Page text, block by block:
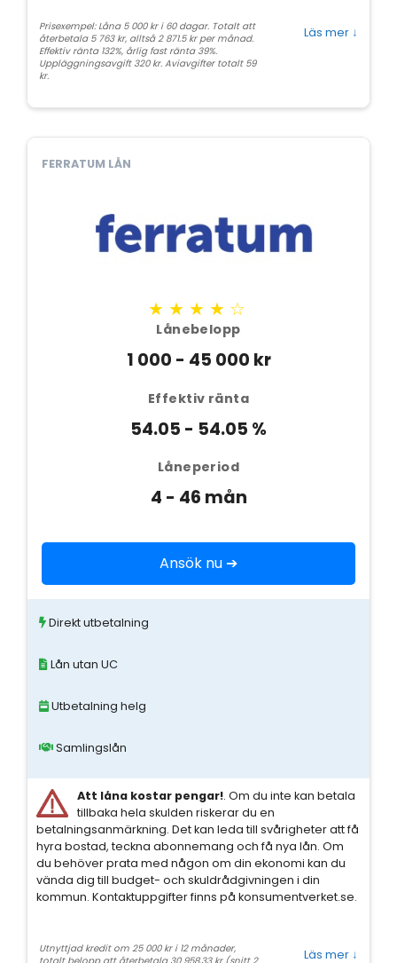
Prisexempel: Låna 5 000 kr i 60 dagar. Totalt att
återbetala 5 763 kr, alltså 2 871.5 kr per månad.
Effektiv ränta 132%, årlig fast ränta 39%.
Uppläggningsavgift 320 kr. Aviavgifter totalt 59
kr.
Läs mer ↓
FERRATUM LÅN
★★★★☆
Lånebelopp
1 000 - 45 000 kr
Effektiv ränta
54.05 - 54.05 %
Låneperiod
4 - 46 mån
Ansök nu ➔
Direkt utbetalning
Lån utan UC
Utbetalning helg
Samlingslån
Att låna kostar pengar!. Om du inte kan betala
tillbaka hela skulden riskerar du en
betalningsanmärkning. Det kan leda till svårigheter att få
hyra bostad, teckna abonnemang och få nya lån. Om
du behöver prata med någon om din ekonomi kan du
vända dig till budget- och skuldrådgivningen i din
kommun. Kontaktuppgifter finns på konsumentverket.se.
Utnyttjad kredit om 25 000 kr i 12 månader,
Läs mer ↓